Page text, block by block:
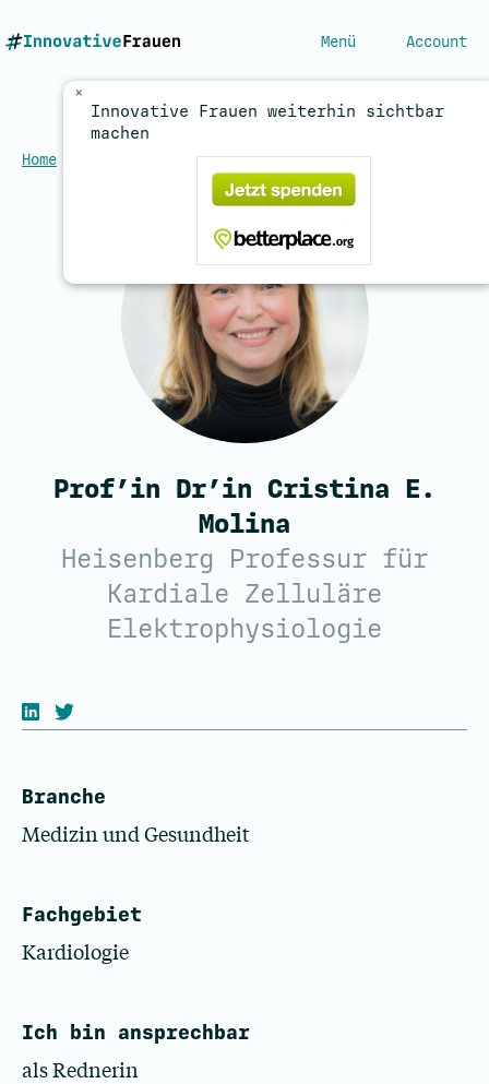
×
Innovative Frauen weiterhin sichtbar
machen
Menü Account
Home Molina, Cristina E.
Prof’in Dr’in Cristina E.
Molina
Heisenberg Professur für
Kardiale Zelluläre
Elektrophysiologie
Branche
Medizin und Gesundheit
Fachgebiet
Kardiologie
Ich bin ansprechbar
als Rednerin